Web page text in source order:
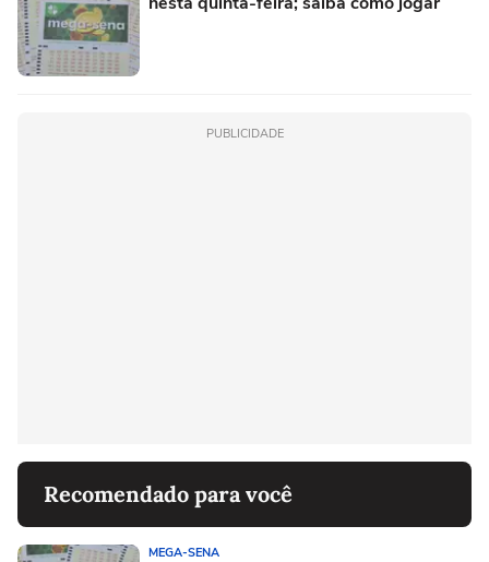
PUBLICIDADE
Recomendado para você
MEGA-SENA